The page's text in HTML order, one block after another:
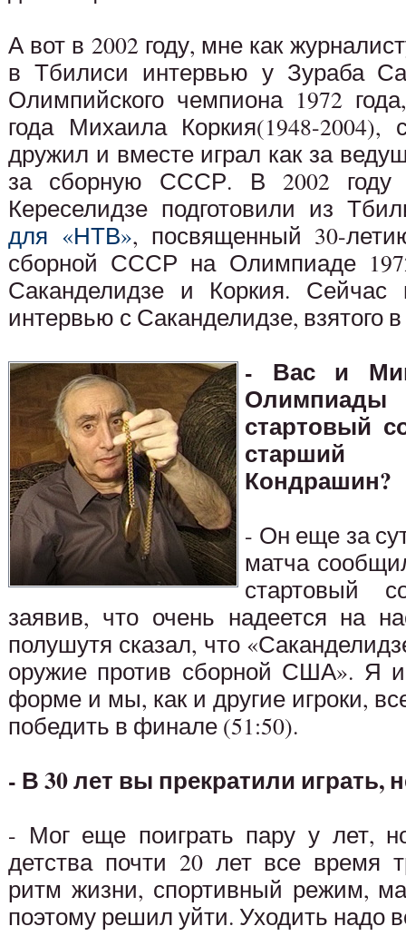
А вот в 2002 году, мне как
в Тбилиси интервью у Зураба
Олимпийского чемпиона 1972
года Михаила Коркия(1948-
дружил и вместе играл как за
за сборную СССР. В 2002 году
Кереселидзе подготовили из
для «НТВ», посвященный 30-
сборной СССР на Олимпиаде
Саканделидзе и Коркия. Сейчас
интервью с Саканделидзе, взятого в
- Вас и
стартовый
старший
Кондрашин?
- Он еще за
матча
стартовый
заявив, что очень надеется на
полушутя сказал, что
оружие против сборной США». Я
форме и мы, как и другие игроки,
победить в финале (51:50).
- В 30 лет вы прекратили играть,
- Мог еще поиграть пару у лет,
детства почти 20 лет все время
ритм жизни, спортивный режим,
поэтому решил уйти. Уходить надо